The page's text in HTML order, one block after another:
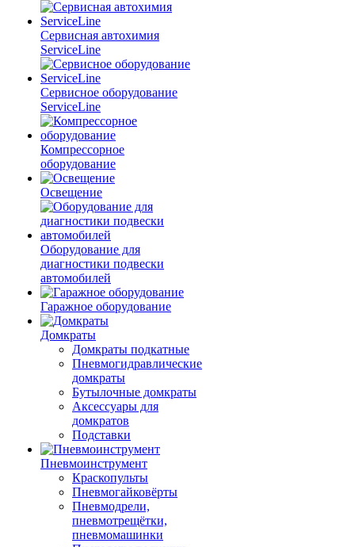
Сервисная автохимия
ServiceLine
Сервисное оборудование
ServiceLine
Компрессорное
оборудование
Освещение
Оборудование для
диагностики подвески
автомобилей
Гаражное оборудование
Домкраты
Домкраты подкатные
Пневмогидравлические
домкраты
Бутылочные домкраты
Аксессуары для
домкратов
Подставки
Пневмоинструмент
Краскопульты
Пневмогайковёрты
Пневмодрели,
пневмотрещётки,
пневмомашинки